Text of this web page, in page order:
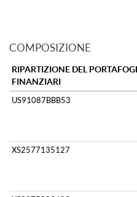
COMPOSIZIONE